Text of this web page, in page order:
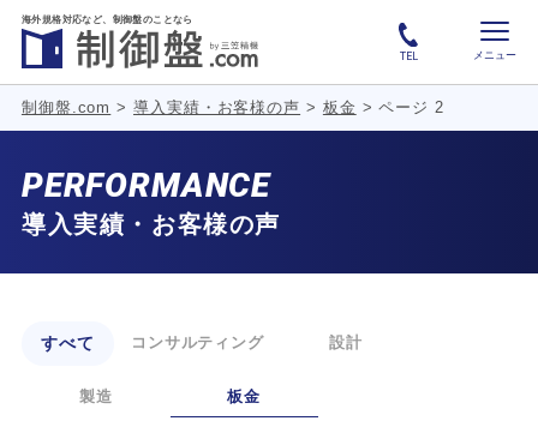
海外規格対応など、 制御盤のことなら
TEL メニュー
制御盤.com >導入実績・お客様の声 > 板金 >ページ 2
PERFORMANCE
導入実績・お客様の声
すべて コンサルティング 設計
製造 板金